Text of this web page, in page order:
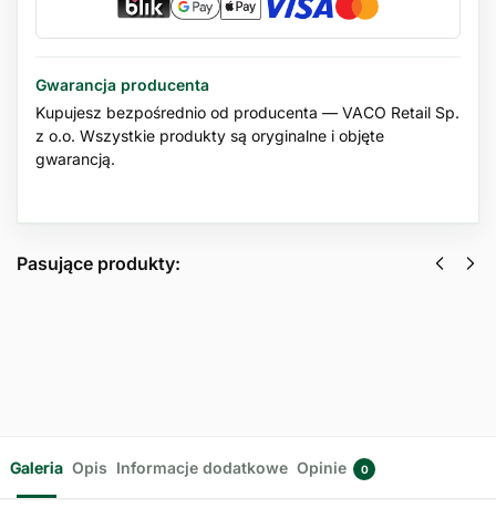
Gwarancja producenta
Kupujesz bezpośrednio od producenta — VACO Retail Sp.
z o.o. Wszystkie produkty są oryginalne i objęte
gwarancją.
Pasujące produkty:
Galeria Opis Informacje dodatkowe Opinie 0